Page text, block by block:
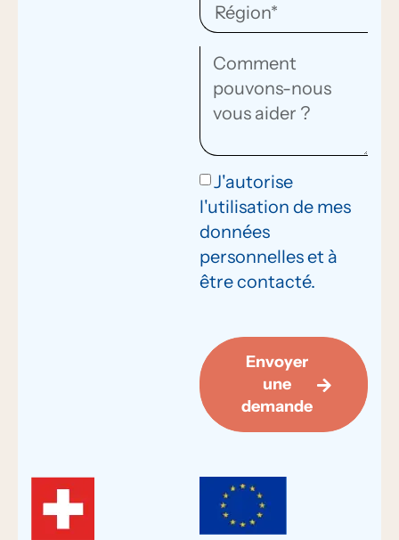
J'autorise
l'utilisation de mes
données
personnelles et à
être contacté.
Envoyer
une
demande